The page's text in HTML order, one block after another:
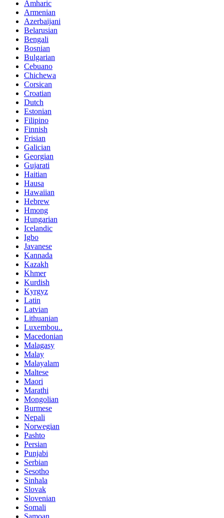
Amharic
Armenian
Azerbaijani
Belarusian
Bengali
Bosnian
Bulgarian
Cebuano
Chichewa
Corsican
Croatian
Dutch
Estonian
Filipino
Finnish
Frisian
Galician
Georgian
Gujarati
Haitian
Hausa
Hawaiian
Hebrew
Hmong
Hungarian
Icelandic
Igbo
Javanese
Kannada
Kazakh
Khmer
Kurdish
Kyrgyz
Latin
Latvian
Lithuanian
Luxembou..
Macedonian
Malagasy
Malay
Malayalam
Maltese
Maori
Marathi
Mongolian
Burmese
Nepali
Norwegian
Pashto
Persian
Punjabi
Serbian
Sesotho
Sinhala
Slovak
Slovenian
Somali
Samoan